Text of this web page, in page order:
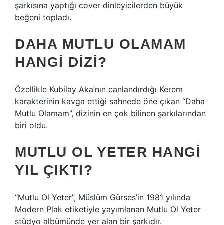
şarkısına yaptığı cover dinleyicilerden büyük
beğeni topladı.
DAHA MUTLU OLAMAM
HANGI DIZI?
Özellikle Kubilay Aka’nın canlandırdığı Kerem
karakterinin kavga ettiği sahnede öne çıkan “Daha
Mutlu Olamam”, dizinin en çok bilinen şarkılarından
biri oldu.
MUTLU OL YETER HANGI
YIL ÇIKTI?
“Mutlu Ol Yeter”, Müslüm Gürses’in 1981 yılında
Modern Plak etiketiyle yayımlanan Mutlu Ol Yeter
stüdyo albümünde yer alan bir şarkıdır.